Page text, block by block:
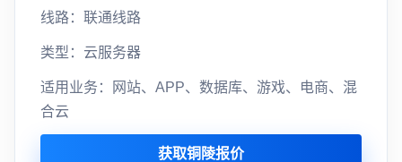
线路：联通线路
类型：云服务器
适用业务：网站、APP、数据库、游戏、电商、混
合云
获取铜陵报价